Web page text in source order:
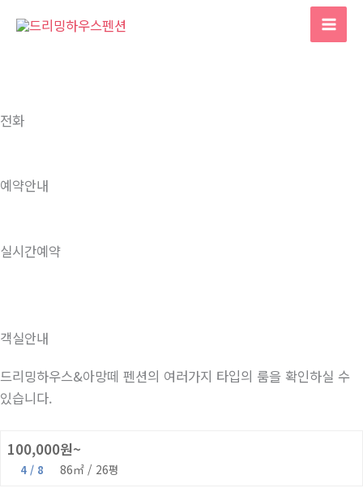
너
전화
예약안내
실시간예약
객실안내
드리밍하우스&아망떼 펜션의 여러가지 타입의 룸을 확인하실 수
있습니다.
100,000원~
4 / 8 86㎡ / 26평